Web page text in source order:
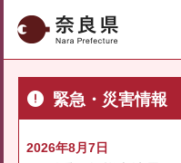
奈良県
緊急・災害情報
2026年8月7日